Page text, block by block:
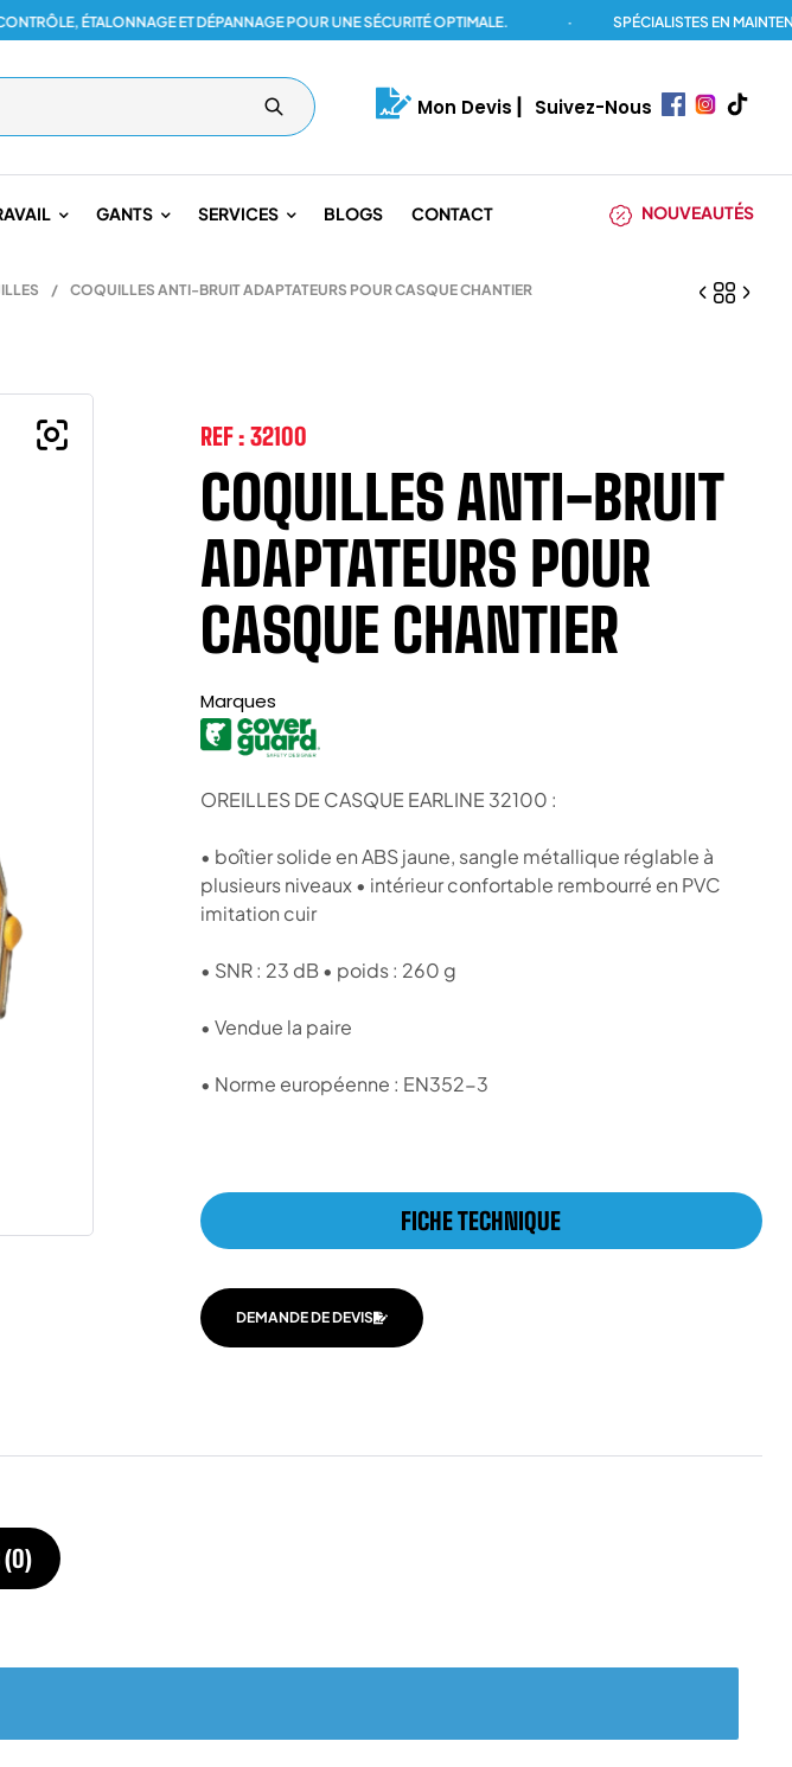
ÉTALONNAGE ET DÉPANNAGE POUR UNE SÉCURITÉ OPTIMALE. SPÉCIALISTES EN
Mon Devis Suivez-Nous
GANTS SERVICES BLOGS CONTACT NOUVEAUTÉS
/ COQUILLES ANTI-BRUIT ADAPTATEURS POUR CASQUE CHANTIER
REF : 32100
COQUILLES ANTI-BRUIT
ADAPTATEURS POUR
CASQUE CHANTIER
Marques
OREILLES DE CASQUE EARLINE 32100 :
• boîtier solide en ABS jaune, sangle métallique réglable à
plusieurs niveaux • intérieur confortable rembourré en PVC
imitation cuir
• SNR : 23 dB • poids : 260 g
• Vendue la paire
• Norme européenne : EN352-3
FICHE TECHNIQUE
DEMANDE DE DEVIS
(0)